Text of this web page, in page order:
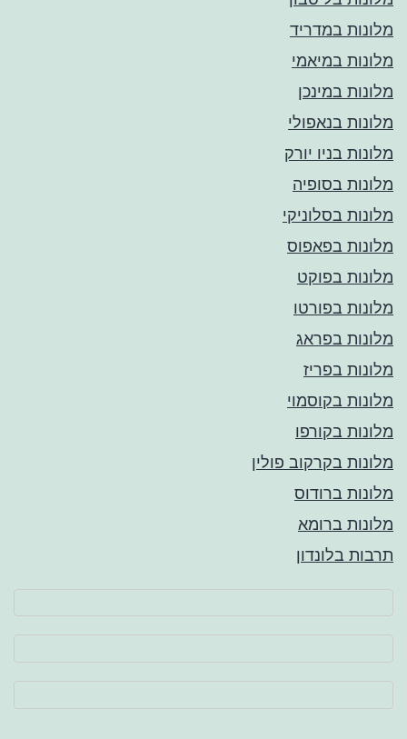
מלונות במדריד
מלונות במיאמי
מלונות במינכן
מלונות בנאפולי
מלונות בניו יורק
מלונות בסופיה
מלונות בסלוניקי
מלונות בפאפוס
מלונות בפוקט
מלונות בפורטו
מלונות בפראג
מלונות בפריז
מלונות בקוסמוי
מלונות בקורפו
מלונות בקרקוב פולין
מלונות ברודוס
מלונות ברומא
תרבות בלונדון